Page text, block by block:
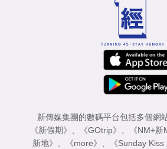
新傳媒集團的數碼平台包括多個網
《新假期》
《GOtrip》 《NM+新
新地》
《more》 《Sunday Kiss